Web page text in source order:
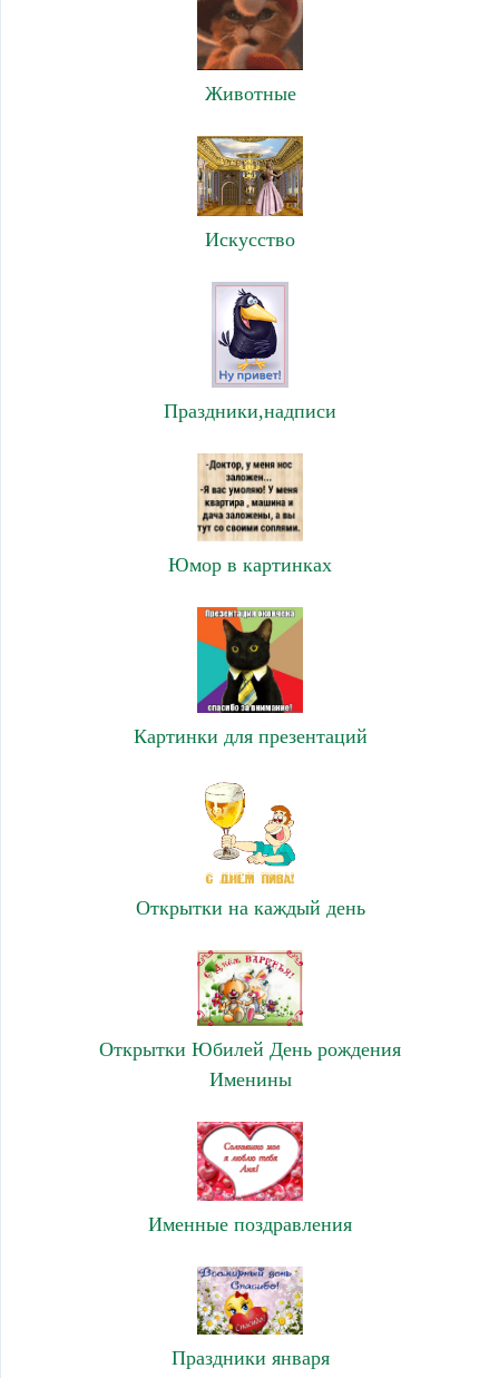
Животные
Искусство
Праздники,надписи
Юмор в картинках
Картинки для презентаций
Открытки на каждый день
Открытки Юбилей День рождения
Именины
Именные поздравления
Праздники января